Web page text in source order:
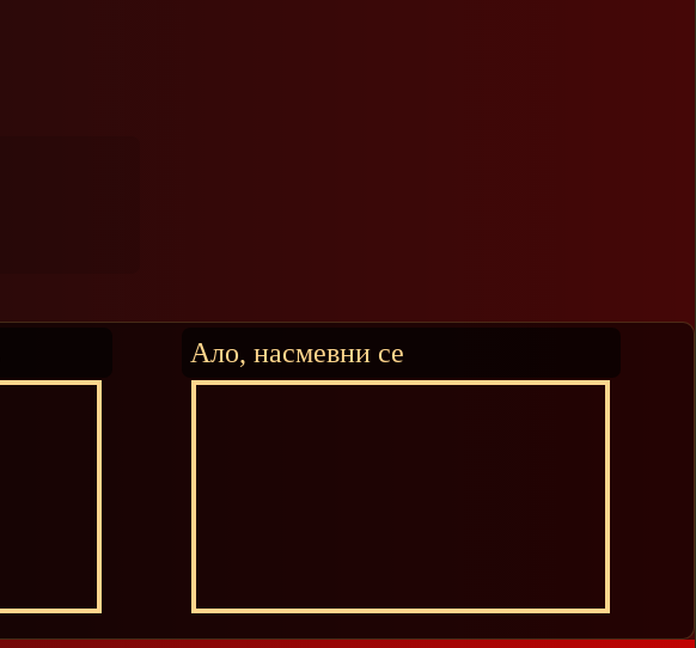
Ало, насмевни се